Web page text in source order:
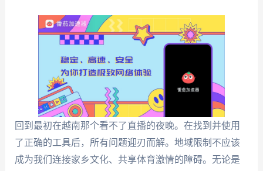
回到最初在越南那个看不了直播的夜晚。在找到并使用
了正确的工具后，所有问题迎刃而解。地域限制不应该
成为我们连接家乡文化、共享体育激情的障碍。无论是